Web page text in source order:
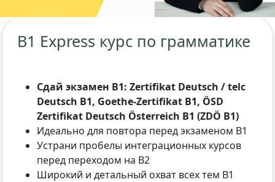
B1 Express курс по грамматике
Сдай экзамен B1: Zertifikat Deutsch / telc
Deutsch B1, Goethe-Zertifikat B1, ÖSD
Zertifikat Deutsch Österreich B1 (ZDÖ B1)
Идеально для повтора перед экзаменом B1
Устрани пробелы интеграционных курсов
перед переходом на B2
Широкий и детальный охват всех тем B1